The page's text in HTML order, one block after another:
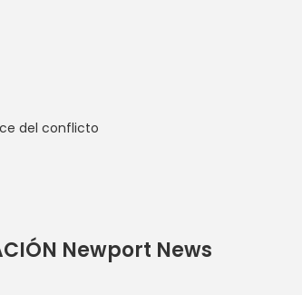
del conflicto
Newport News